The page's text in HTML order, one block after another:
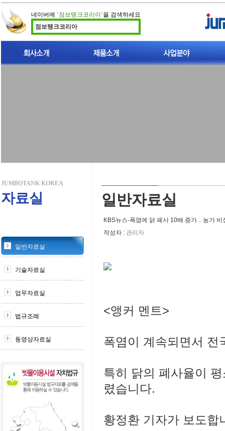
네이버에 ‘점보탱크코리아’을 검색하세요
점보탱크코리아
JUMBOTANK KOREA
자료실
일반자료실
기술자료실
업무자료실
법규조례
동영상자료실
일반자료실
KBS뉴스-폭염에 닭 폐사 10배 증가…농가 비
작성자 : 관리자
<앵커 멘트>
폭염이 계속되면서 전
특히 닭의 폐사율이
렸습니다.
황정환 기자가 보도합